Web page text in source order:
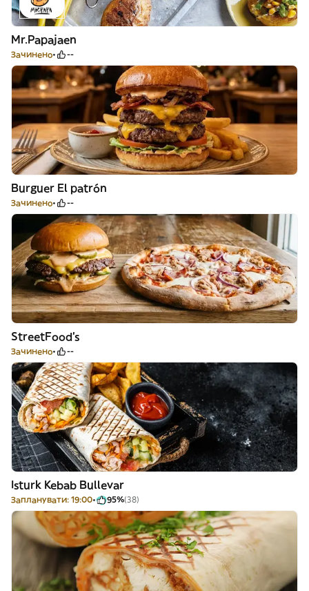
Mr.Papajaen
Зачинено --
Burguer El patrón
Зачинено --
StreetFood’s
Зачинено --
Isturk Kebab Bullevar
Запланувати: 19:00 95%(38)